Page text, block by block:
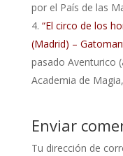
por el País de las
“El circo de los
(Madrid) –
pasado Aventurico
Academia de
Enviar
Tu dirección de